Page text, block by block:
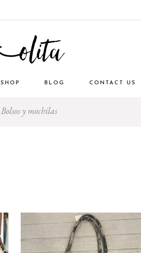
SHOP BLOG CONTACT US
Bolsos y mochilas